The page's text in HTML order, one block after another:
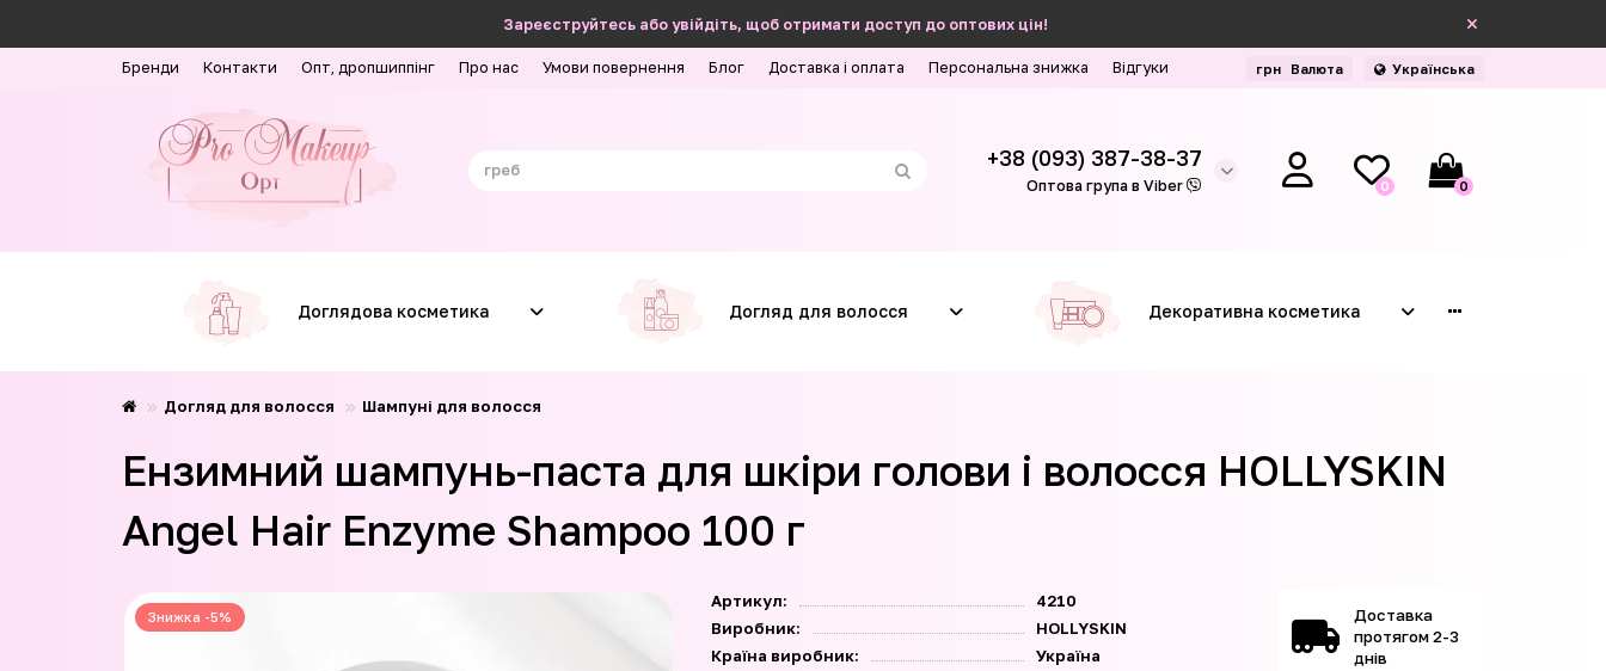
Зареєструйтесь або увійдіть, щоб отримати доступ до оптових цін!
Бренди Контакти Опт, дропшиппінг Про нас Умови повернення Блог Доставка і оплата Персональна знижка Відгуки грн Валюта Українська
+38 (093) 387-38-37
Оптова група в Viber 0 0
Доглядова косметика Догляд для волосся Декоративна косметика
Догляд для волосся Шампуні для волосся
Ензимний шампунь-паста для шкіри голови і волосся HOLLYSKIN
Angel Hair Enzyme Shampoo 100 г
Знижка -5%
Артикул:
4210
Виробник:
HOLLYSKIN
Країна виробник:
Україна
Доставка
протягом 2-3
днів